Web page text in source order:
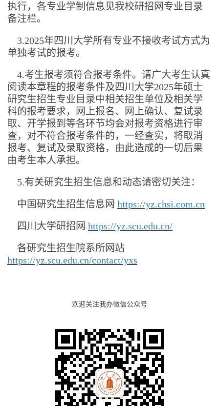
执行，各专业学制信息见我校研招网专业目录
备注栏。
3.2025年四川大学所有专业不接收考试方式为
单独考试的报考。
4.考生报考须符合报考条件。请广大考生认真
阅读本章程的报考条件及四川大学2025年硕士
研究生招生专业目录中相关招生单位及相关学
科的报考要求，网上报名、网上确认、复试录
取、开学报到等各环节均会对报考资格进行审
查，对不符合报考条件的，一经查实，将取消
报考、复试及录取资格，由此造成的一切后果
由考生本人承担。
5.有关研究生招生信息和动态请密切关注：
中国研究生招生信息网 https://yz.chsi.com.cn
四川大学研招网 https://yz.scu.edu.cn/
各研究生招生院系所网站
https://yz.scu.edu.cn/contact/yxs
欢迎关注我办微信公众号